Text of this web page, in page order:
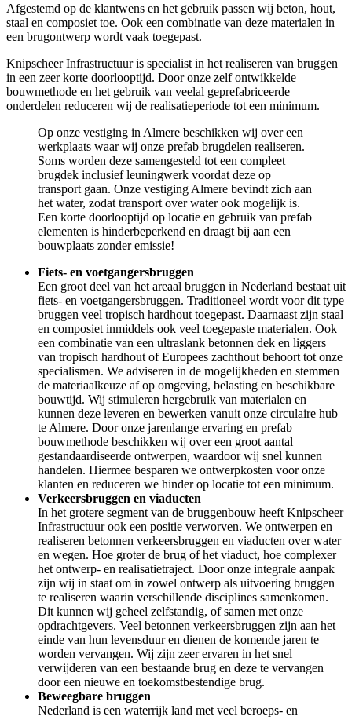
Afgestemd op de klantwens en het gebruik passen wij beton, hout,
staal en composiet toe. Ook een combinatie van deze materialen in
een brugontwerp wordt vaak toegepast.
Knipscheer Infrastructuur is specialist in het realiseren van bruggen
in een zeer korte doorlooptijd. Door onze zelf ontwikkelde
bouwmethode en het gebruik van veelal geprefabriceerde
onderdelen reduceren wij de realisatieperiode tot een minimum.
Op onze vestiging in Almere beschikken wij over een
werkplaats waar wij onze prefab brugdelen realiseren.
Soms worden deze samengesteld tot een compleet
brugdek inclusief leuningwerk voordat deze op
transport gaan. Onze vestiging Almere bevindt zich aan
het water, zodat transport over water ook mogelijk is.
Een korte doorlooptijd op locatie en gebruik van prefab
elementen is hinderbeperkend en draagt bij aan een
bouwplaats zonder emissie!
Fiets- en voetgangersbruggen
Een groot deel van het areaal bruggen in Nederland bestaat uit
fiets- en voetgangersbruggen. Traditioneel wordt voor dit type
bruggen veel tropisch hardhout toegepast. Daarnaast zijn staal
en composiet inmiddels ook veel toegepaste materialen. Ook
een combinatie van een ultraslank betonnen dek en liggers
van tropisch hardhout of Europees zachthout behoort tot onze
specialismen. We adviseren in de mogelijkheden en stemmen
de materiaalkeuze af op omgeving, belasting en beschikbare
bouwtijd. Wij stimuleren hergebruik van materialen en
kunnen deze leveren en bewerken vanuit onze circulaire hub
te Almere. Door onze jarenlange ervaring en prefab
bouwmethode beschikken wij over een groot aantal
gestandaardiseerde ontwerpen, waardoor wij snel kunnen
handelen. Hiermee besparen we ontwerpkosten voor onze
klanten en reduceren we hinder op locatie tot een minimum.
Verkeersbruggen en viaducten
In het grotere segment van de bruggenbouw heeft Knipscheer
Infrastructuur ook een positie verworven. We ontwerpen en
realiseren betonnen verkeersbruggen en viaducten over water
en wegen. Hoe groter de brug of het viaduct, hoe complexer
het ontwerp- en realisatietraject. Door onze integrale aanpak
zijn wij in staat om in zowel ontwerp als uitvoering bruggen
te realiseren waarin verschillende disciplines samenkomen.
Dit kunnen wij geheel zelfstandig, of samen met onze
opdrachtgevers. Veel betonnen verkeersbruggen zijn aan het
einde van hun levensduur en dienen de komende jaren te
worden vervangen. Wij zijn zeer ervaren in het snel
verwijderen van een bestaande brug en deze te vervangen
door een nieuwe en toekomstbestendige brug.
Beweegbare bruggen
Nederland is een waterrijk land met veel beroeps- en